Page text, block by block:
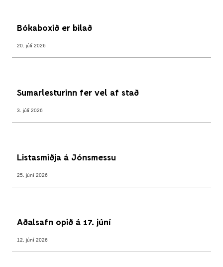
Bókaboxið er bilað
20. júlí 2026
Sumarlesturinn fer vel af stað
3. júlí 2026
Listasmiðja á Jónsmessu
25. júní 2026
Aðalsafn opið á 17. júní
12. júní 2026